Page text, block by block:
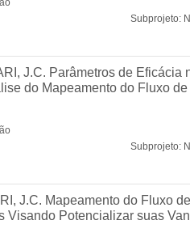
Subprojeto:
J.C. Parâmetros de Eficácia
do Mapeamento do Fluxo de
Subprojeto:
J.C. Mapeamento do Fluxo
Visando Potencializar suas